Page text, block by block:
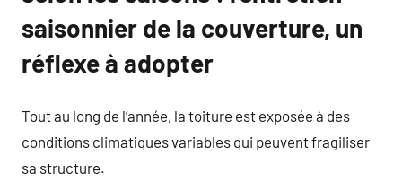
saisonnier de la couverture, un
réflexe à adopter
Tout au long de l’année, la toiture est exposée à des
conditions climatiques variables qui peuvent fragiliser
sa structure.